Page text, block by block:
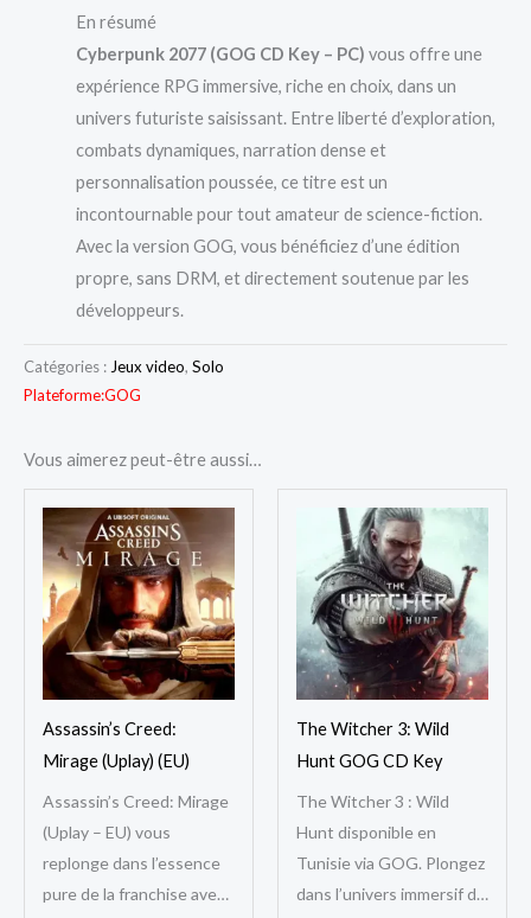
En résumé
Cyberpunk 2077 (GOG CD Key – PC) vous offre une
expérience RPG immersive, riche en choix, dans un
univers futuriste saisissant. Entre liberté d’exploration,
combats dynamiques, narration dense et
personnalisation poussée, ce titre est un
incontournable pour tout amateur de science-fiction.
Avec la version GOG, vous bénéficiez d’une édition
propre, sans DRM, et directement soutenue par les
développeurs.
Catégories :Jeux video, Solo
Plateforme:GOG
Vous aimerez peut-être aussi…
Assassin’s Creed:
Mirage (Uplay) (EU)
Assassin’s Creed: Mirage
(Uplay – EU) vous
replonge dans l’essence
pure de la franchise avec
The Witcher 3: Wild
Hunt GOG CD Key
The Witcher 3 : Wild
Hunt disponible en
Tunisie via GOG. Plongez
dans l’univers immersif de